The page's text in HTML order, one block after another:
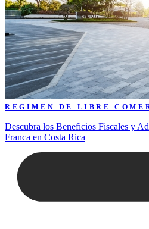
REGIMEN DE LIBRE
Descubra los Beneficios Fiscales y
Franca en Costa Rica